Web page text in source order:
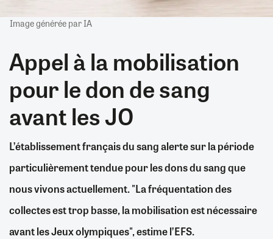
Image générée par IA
Appel à la mobilisation
pour le don de sang
avant les JO
L’établissement français du sang alerte sur la période
particulièrement tendue pour les dons du sang que
nous vivons actuellement. "La fréquentation des
collectes est trop basse, la mobilisation est nécessaire
avant les Jeux olympiques", estime l’EFS.